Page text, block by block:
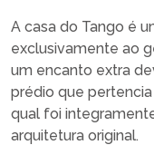
A casa do Tango é
exclusivamente ao
um encanto extra
prédio que
qual foi
arquitetura original.